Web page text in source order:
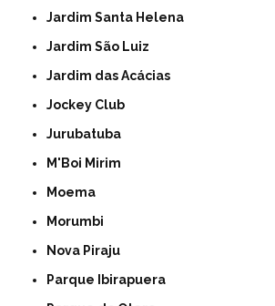
Jardim Santa Helena
Jardim São Luiz
Jardim das Acácias
Jockey Club
Jurubatuba
M'Boi Mirim
Moema
Morumbi
Nova Piraju
Parque Ibirapuera